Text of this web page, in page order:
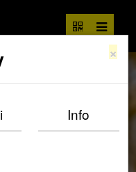
×
Info